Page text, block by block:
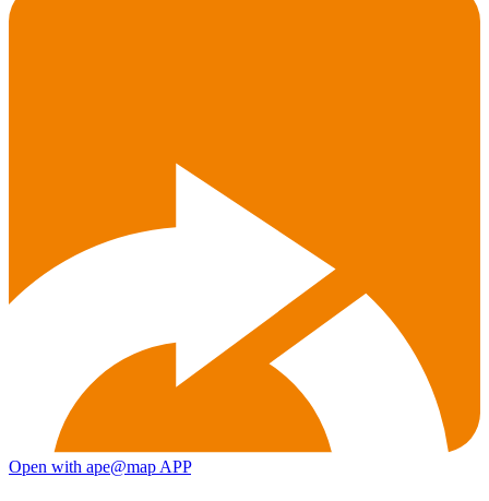
Open with ape@map APP